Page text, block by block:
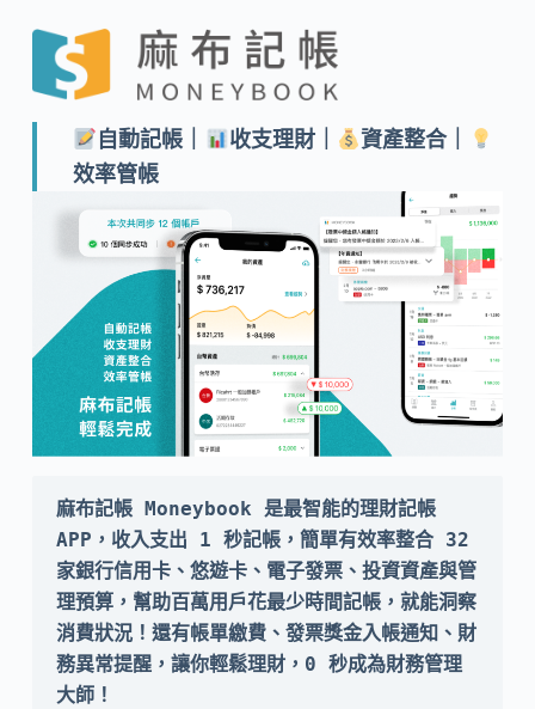
自動記帳｜ 收支理財｜
資產整合｜
效率管帳
麻布記帳 Moneybook 是最智能的理財記帳
APP，收入支出 1 秒記帳，簡單有效率整合 32
家銀行信用卡、悠遊卡、電子發票、投資資產與管
理預算，幫助百萬用戶花最少時間記帳，就能洞察
消費狀況！還有帳單繳費、發票獎金入帳通知、財
務異常提醒，讓你輕鬆理財，0 秒成為財務管理
大師！